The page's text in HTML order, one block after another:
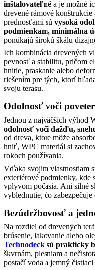
inštalovateľné a je možné
drevené rámové
prednosťami sú vysoká
podmienkam, minimálna
ponúkajú širokú škálu
Ich kombinácia drevených
pevnosť a stabilitu, pričom
hnitie, praskanie alebo
riešením pre tých, ktorí
svoju terasu.
Odolnosť voči
Jednou z najväčších výhod
odolnosť voči dažďu,
od dreva, ktoré môže
hniť, WPC materiál si
rokoch používania.
Vďaka svojim vlastnostiam
exteriérové podmienky, kde
vplyvom počasia. Ani silné
vyblednutie, čo
Bezúdržbovosť a
Na rozdiel od drevených
brúsenie, lakovanie alebo
Technodeck sú prakticky
škvrnám, plesniam a
postačí voda a jemný